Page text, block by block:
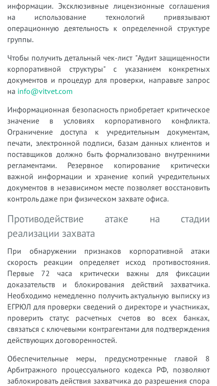
информации. Эксклюзивные лицензионные соглашения
на использование технологий привязывают
операционную деятельность к определенной структуре
группы.
Чтобы получить детальный чек-лист "Аудит защищенности
корпоративной структуры" с указанием конкретных
документов и процедур для проверки, направьте запрос
на info@vitvet.com
Информационная безопасность приобретает критическое
значение в условиях корпоративного конфликта.
Ограничение доступа к учредительным документам,
печати, электронной подписи, базам данных клиентов и
поставщиков должно быть формализовано внутренними
регламентами. Резервное копирование критически
важной информации и хранение копий учредительных
документов в независимом месте позволяет восстановить
контроль даже при физическом захвате офиса.
Противодействие атаке на стадии
реализации захвата
При обнаружении признаков корпоративной атаки
скорость реакции определяет исход противостояния.
Первые 72 часа критически важны для фиксации
доказательств и блокирования действий захватчика.
Необходимо немедленно получить актуальную выписку из
ЕГРЮЛ для проверки сведений о директоре и участниках,
проверить статус расчетных счетов во всех банках,
связаться с ключевыми контрагентами для подтверждения
действующих договоренностей.
Обеспечительные меры, предусмотренные главой 8
Арбитражного процессуального кодекса РФ, позволяют
заблокировать действия захватчика до разрешения спора